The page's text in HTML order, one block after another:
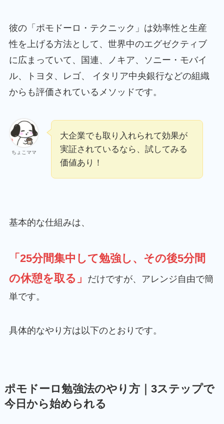
彼の「ポモドーロ・テクニック」は効率性と生産
性を上げる方法として、世界中のエグゼクティブ
に広まっていて、国連、ノキア、ソニー・モバイ
ル、トヨタ、レゴ、 イタリア中央銀行などの組織
からも評価されているメソッドです。
ちょこママ
大企業でも取り入れられて効果が
実証されているなら、試してみる
価値あり！
基本的な仕組みは、
「25分間集中して勉強し、その後5分間
の休憩を取る」
だけですが、アレンジ自由で簡
単です。
具体的なやり方は以下のとおりです。
ポモドーロ勉強法のやり方｜3ステップで
今日から始められる